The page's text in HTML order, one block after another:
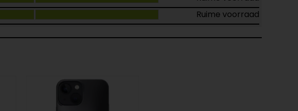
Ruime voorraad